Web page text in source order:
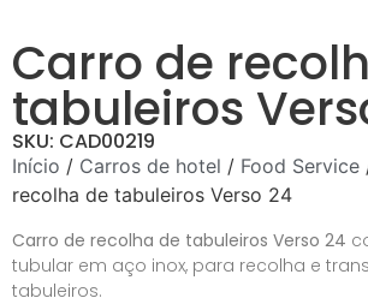
Carro de
tabuleiros
SKU: CAD00219
Início / Carros de hotel / Food Service
recolha de tabuleiros Verso 24
Carro de recolha de tabuleiros Verso 24
tubular em aço inox, para recolha e
tabuleiros.